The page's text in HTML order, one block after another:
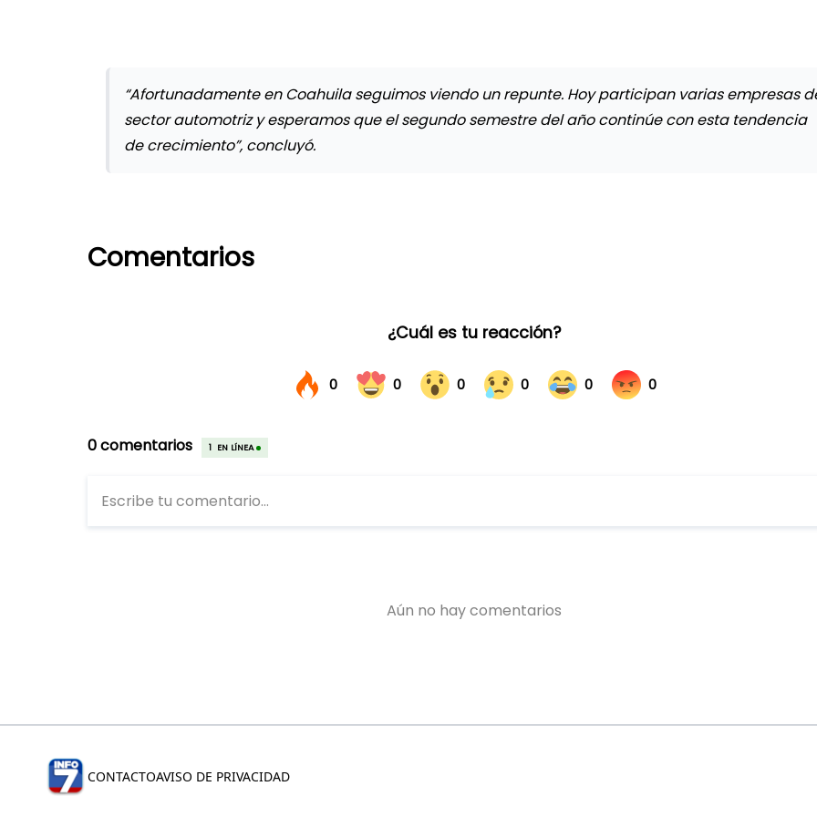
“Afortunadamente en Coahuila seguimos viendo un repunte. Hoy participan varias empresas
sector automotriz y esperamos que el segundo semestre del año continúe con esta tendencia
de crecimiento”, concluyó.
Comentarios
CONTACTOAVISO DE PRIVACIDAD